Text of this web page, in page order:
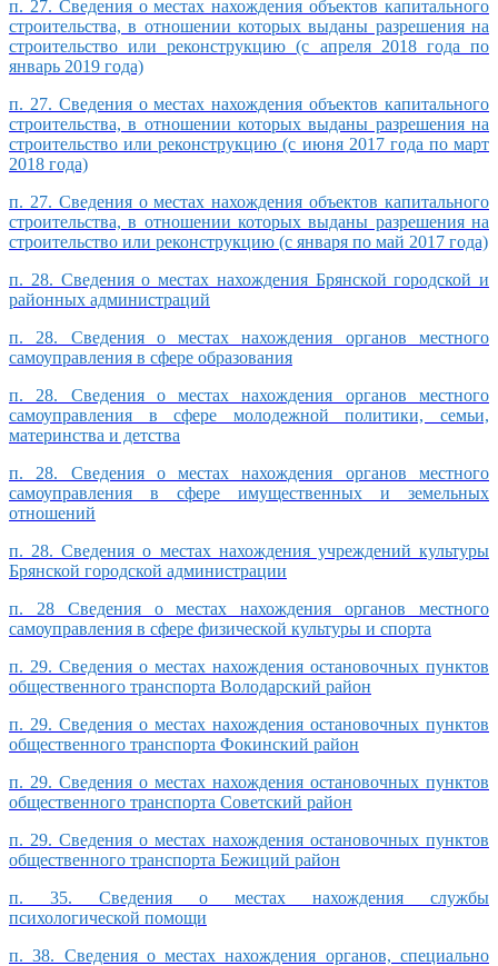
п. 27. Сведения о местах нахождения объектов капитального
строительства, в отношении которых выданы разрешения на
строительство или реконструкцию (с апреля 2018 года по
январь 2019 года)
п. 27. Сведения о местах нахождения объектов капитального
строительства, в отношении которых выданы разрешения на
строительство или реконструкцию (с июня 2017 года по март
2018 года)
п. 27. Сведения о местах нахождения объектов капитального
строительства, в отношении которых выданы разрешения на
строительство или реконструкцию (с января по май 2017 года)
п. 28. Сведения о местах нахождения Брянской городской и
районных администраций
п. 28. Сведения о местах нахождения органов местного
самоуправления в сфере образования
п. 28. Сведения о местах нахождения органов местного
самоуправления в сфере молодежной политики, семьи,
материнства и детства
п. 28. Сведения о местах нахождения органов местного
самоуправления в сфере имущественных и земельных
отношений
п. 28. Сведения о местах нахождения учреждений культуры
Брянской городской администрации
п. 28 Сведения о местах нахождения органов местного
самоуправления в сфере физической культуры и спорта
п. 29. Сведения о местах нахождения остановочных пунктов
общественного транспорта Володарский район
п. 29. Сведения о местах нахождения остановочных пунктов
общественного транспорта Фокинский район
п. 29. Сведения о местах нахождения остановочных пунктов
общественного транспорта Советский район
п. 29. Сведения о местах нахождения остановочных пунктов
общественного транспорта Бежиций район
п. 35. Сведения о местах нахождения службы
психологической помощи
п. 38. Сведения о местах нахождения органов, специально